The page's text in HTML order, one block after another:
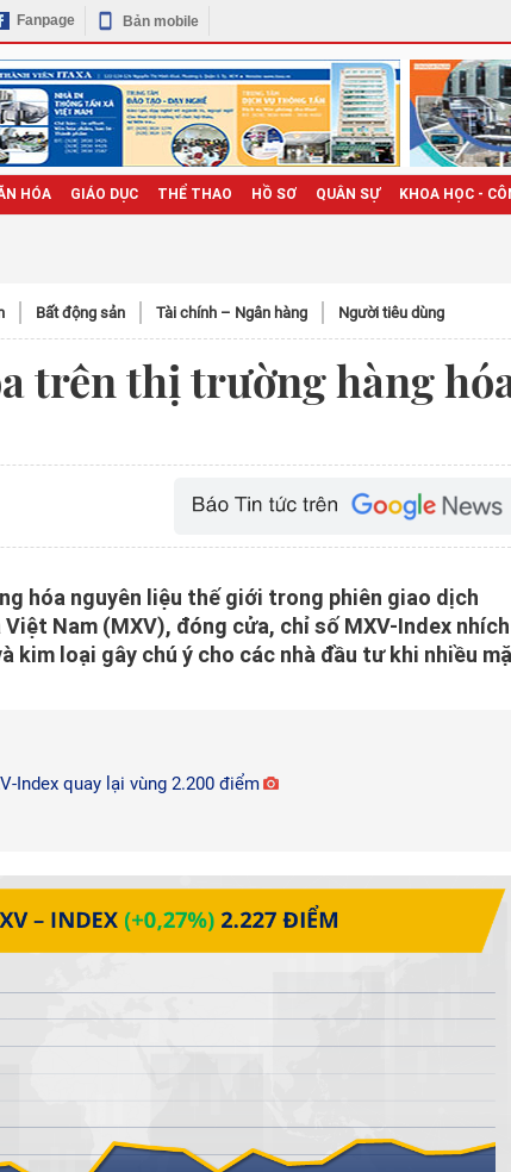
Fanpage Bản mobile
HÓA GIÁO DỤC THỂ THAO HỒ SƠ QUÂN SỰ KHOA HỌC -
Bất động sản Tài chính – Ngân hàng Người tiêu dùng
trên thị trường hàng
hóa nguyên liệu thế giới trong phiên giao dịch
Nam (MXV), đóng cửa, chỉ số MXV-Index nhích
kim loại gây chú ý cho các nhà đầu tư khi nhiều
Index quay lại vùng 2.200 điểm